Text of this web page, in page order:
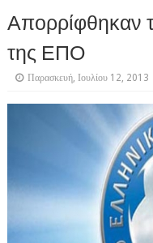
Απορρίφθηκαν
της ΕΠΟ
Παρασκευή, Ιουλίου 12, 2013